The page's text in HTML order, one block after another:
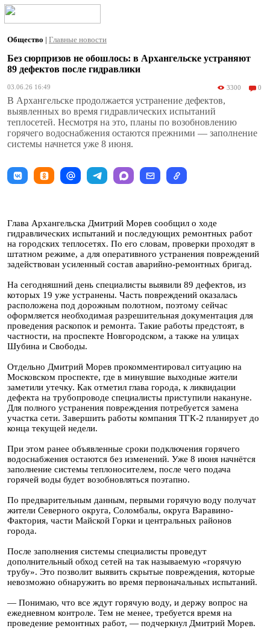
Общество | Главные новости
Без сюрпризов не обошлось: в Архангельске устраняют
89 дефектов после гидравлики
03.06.26 16:49 3300 0
В Архангельске продолжается устранение дефектов,
выявленных во время гидравлических испытаний
теплосетей. Несмотря на это, планы по возобновлению
горячего водоснабжения остаются прежними — заполнение
системы начнется уже 8 июня.
Глава Архангельска Дмитрий Морев сообщил о ходе
гидравлических испытаний и последующих ремонтных работ
на городских теплосетях. По его словам, проверки проходят в
штатном режиме, а для оперативного устранения повреждений
задействован усиленный состав аварийно-ремонтных бригад.
На сегодняшний день специалисты выявили 89 дефектов, из
которых 19 уже устранены. Часть повреждений оказалась
расположена под дорожным полотном, поэтому сейчас
оформляется необходимая разрешительная документация для
проведения раскопок и ремонта. Такие работы предстоят, в
частности, на проспекте Новгородском, а также на улицах
Шубина и Свободы.
Отдельно Дмитрий Морев прокомментировал ситуацию на
Московском проспекте, где в минувшие выходные жители
заметили утечку. Как отметил глава города, к ликвидации
дефекта на трубопроводе специалисты приступили накануне.
Для полного устранения повреждения потребуется замена
участка сети. Завершить работы компания ТГК-2 планирует до
конца текущей недели.
При этом ранее объявленные сроки подключения горячего
водоснабжения остаются без изменений. Уже 8 июня начнётся
заполнение системы теплоносителем, после чего подача
горячей воды будет возобновляться поэтапно.
По предварительным данным, первыми горячую воду получат
жители Северного округа, Соломбалы, округа Варавино-
Фактория, части Майской Горки и центральных районов
города.
После заполнения системы специалисты проведут
дополнительный обход сетей на так называемую «горячую
трубу». Это позволит выявить скрытые повреждения, которые
невозможно обнаружить во время первоначальных испытаний.
— Понимаю, что все ждут горячую воду, и держу вопрос на
ежедневном контроле. Тем не менее, требуется время на
проведение ремонтных работ, — подчеркнул Дмитрий Морев.